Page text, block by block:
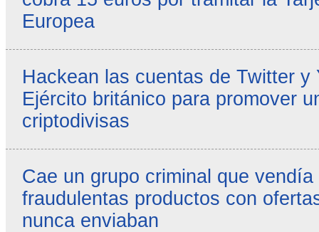
Europea
Hackean las cuentas de Twitter y
Ejército británico para promover
criptodivisas
Cae un grupo criminal que
fraudulentas productos con
nunca enviaban